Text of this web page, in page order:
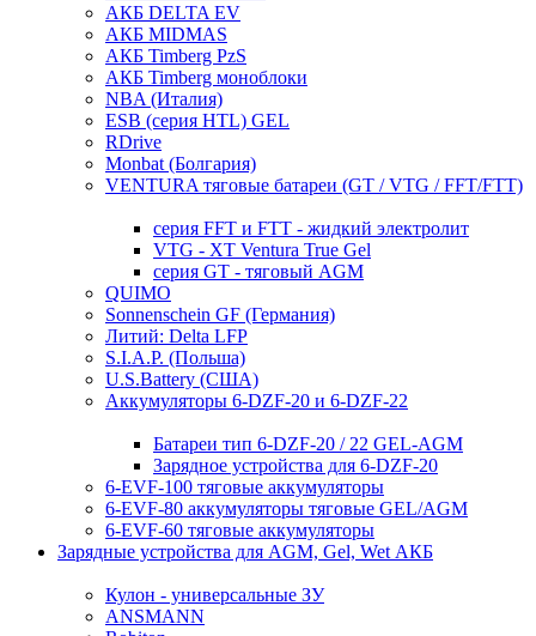
АКБ DELTA EV
АКБ MIDMAS
АКБ Timberg PzS
АКБ Timberg моноблоки
NBA (Италия)
ESB (серия HTL) GEL
RDrive
Monbat (Болгария)
VENTURA тяговые батареи (GT / VTG / FFT/FTT)
серия FFT и FTT - жидкий электролит
VTG - XT Ventura True Gel
серия GT - тяговый AGM
QUIMO
Sonnenschein GF (Германия)
Литий: Delta LFP
S.I.A.P. (Польша)
U.S.Battery (США)
Аккумуляторы 6-DZF-20 и 6-DZF-22
Батареи тип 6-DZF-20 / 22 GEL-AGM
Зарядное устройства для 6-DZF-20
6-EVF-100 тяговые аккумуляторы
6-EVF-80 аккумуляторы тяговые GEL/AGM
6-EVF-60 тяговые аккумуляторы
Зарядные устройства для AGM, Gel, Wet АКБ
Кулон - универсальные ЗУ
ANSMANN